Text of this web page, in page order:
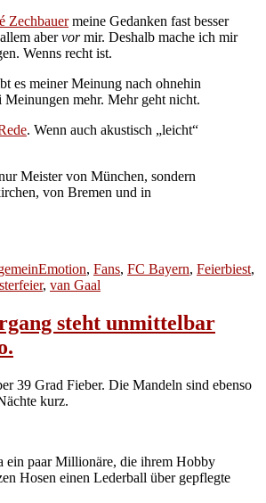
Zechbauermeine Gedanken fast besser
abervormir. Deshalb mache ich mir
Wenns recht ist.
es meiner Meinung nach ohnehin
mehr. Mehr geht nicht.
. Wenn auch akustisch „leicht“
Meister von München, sondern
von Bremen und in
Schlagwörter
Emotion, Fans, FC Bayern, Feierbiest,
, van Gaal
steht unmittelbar
39 Grad Fieber. Die Mandeln sind ebenso
kurz.
ein paar Millionäre, die ihrem Hobby
Hosen einen Lederball über gepflegte